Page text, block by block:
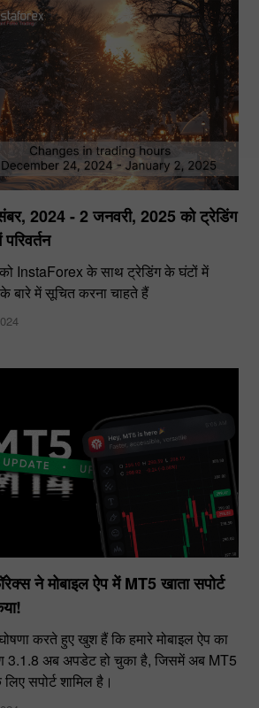
2024 - 2 जनवरी, 2025 को ट्रेडिंग
InstaForex के साथ ट्रेडिंग के घंटों में
बारे में सूचित करना चाहते हैं
ने मोबाइल ऐप में MT5 खाता सपोर्ट
करते हुए खुश हैं कि हमारे मोबाइल ऐप का
3.1.8 अब अपडेट हो चुका है, जिसमें अब MT5
सपोर्ट शामिल है।